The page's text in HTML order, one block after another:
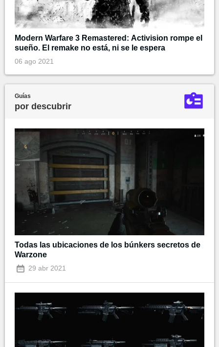
Modern Warfare 3 Remastered: Activision rompe el
sueño. El remake no está, ni se le espera
06 ago 2021
Guías
por descubrir
Todas las ubicaciones de los búnkers secretos de
Warzone
29 abr 2021